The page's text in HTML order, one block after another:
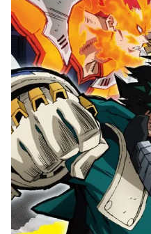
── ちゅっちゅしながらの濃厚
エッ画像♪
海外「日本よ、お前がナンバ
ーワンだ」 熊本地震直後の日
本の対応のスピードに世界が衝
【画像】顔100点、体30点の
女ｗｗｗ
Powered by livedoor 相互RSS